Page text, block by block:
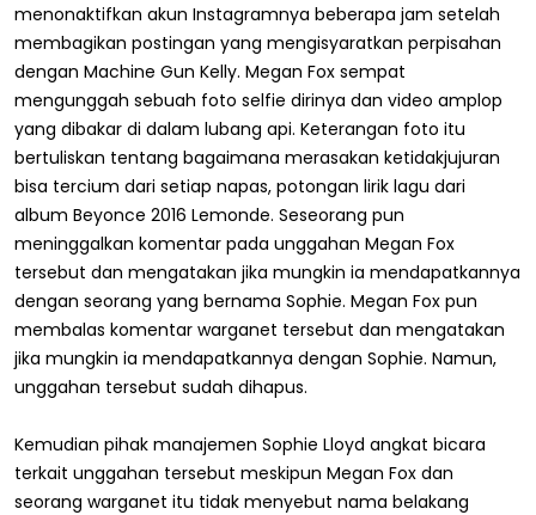
menonaktifkan akun Instagramnya beberapa jam setelah
membagikan postingan yang mengisyaratkan perpisahan
dengan Machine Gun Kelly. Megan Fox sempat
mengunggah sebuah foto selfie dirinya dan video amplop
yang dibakar di dalam lubang api. Keterangan foto itu
bertuliskan tentang bagaimana merasakan ketidakjujuran
bisa tercium dari setiap napas, potongan lirik lagu dari
album Beyonce 2016 Lemonde. Seseorang pun
meninggalkan komentar pada unggahan Megan Fox
tersebut dan mengatakan jika mungkin ia mendapatkannya
dengan seorang yang bernama Sophie. Megan Fox pun
membalas komentar warganet tersebut dan mengatakan
jika mungkin ia mendapatkannya dengan Sophie. Namun,
unggahan tersebut sudah dihapus.
Kemudian pihak manajemen Sophie Lloyd angkat bicara
terkait unggahan tersebut meskipun Megan Fox dan
seorang warganet itu tidak menyebut nama belakang